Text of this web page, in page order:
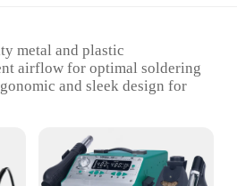
metal and plastic
airflow for optimal soldering
and sleek design for
and portable for easy